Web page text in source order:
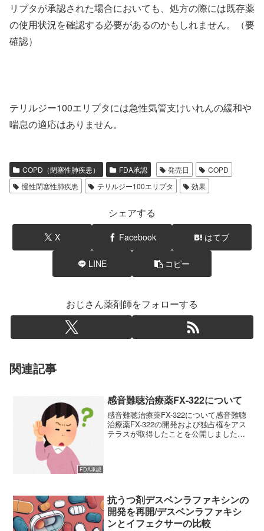
リプタが承認された場合においても、処方の際には既存薬
の使用状況を確認する必要があるのかもしれません。（要
確認）
テリルジー100エリプタには急性気管支けいれんの緩和や
喘息の適応はありません。
COPD（閉塞性肺疾患） FDA承認 発売日
COPD
慢性閉塞性肺疾患
テリルジー100エリプタ 効果
シェアする
X Facebook はてブ
LINE コピー
おじさん薬剤師をフォローする
関連記事
FDA承認
感音難聴治療薬FX-322について
感音難聴治療薬FX-322について感音難聴
治療薬FX-322の開発および独占権をアス
テラスが取得したことを公開しました。
抗うつ剤デスベンラファキシンの
開発を再開/デスベンラファキシ
ンとイフェクサーの比較